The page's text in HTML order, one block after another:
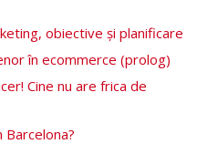
obiective și planificare
în ecommerce (prolog)
Cine nu are frica de